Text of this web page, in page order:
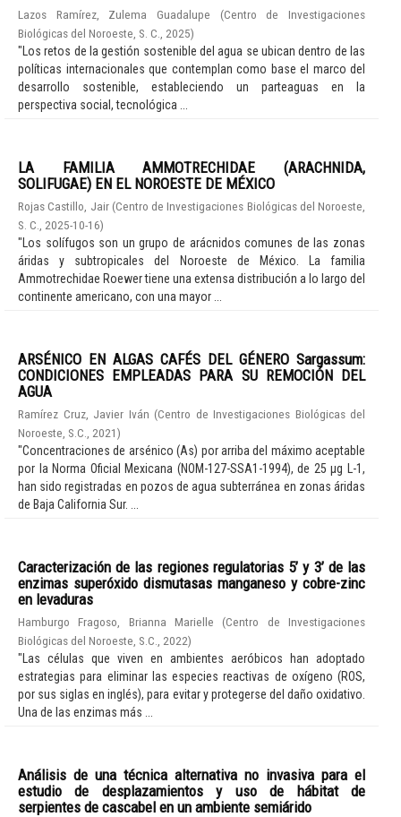
Lazos Ramírez, Zulema Guadalupe (Centro de Investigaciones
Biológicas del Noroeste, S. C.
2025)
"Los retos de la gestión sostenible del agua se ubican dentro de las
políticas internacionales que contemplan como base el marco del
desarrollo sostenible, estableciendo un parteaguas en la
perspectiva social, tecnológica ...
LA FAMILIA AMMOTRECHIDAE (ARACHNIDA,
SOLIFUGAE) EN EL NOROESTE DE MÉXICO
Rojas Castillo, Jair (Centro de Investigaciones Biológicas del Noroeste,
S. C.
2025-10-16)
"Los solífugos son un grupo de arácnidos comunes de las zonas
áridas y subtropicales del Noroeste de México. La familia
Ammotrechidae Roewer tiene una extensa distribución a lo largo del
continente americano, con una mayor ...
ARSÉNICO EN ALGAS CAFÉS DEL GÉNERO Sargassum:
CONDICIONES EMPLEADAS PARA SU REMOCIÓN DEL
AGUA
Ramírez Cruz, Javier Iván (Centro de Investigaciones Biológicas del
Noroeste, S.C.
2021)
"Concentraciones de arsénico (As) por arriba del máximo aceptable
por la Norma Oficial Mexicana (NOM-127-SSA1-1994), de 25 µg L-1,
han sido registradas en pozos de agua subterránea en zonas áridas
de Baja California Sur. ...
Caracterización de las regiones regulatorias 5’ y 3’ de las
enzimas superóxido dismutasas manganeso y cobre-zinc
en levaduras
Hamburgo Fragoso, Brianna Marielle (Centro de Investigaciones
Biológicas del Noroeste, S.C.
2022)
"Las células que viven en ambientes aeróbicos han adoptado
estrategias para eliminar las especies reactivas de oxígeno (ROS,
por sus siglas en inglés), para evitar y protegerse del daño oxidativo.
Una de las enzimas más ...
Análisis de una técnica alternativa no invasiva para el
estudio de desplazamientos y uso de hábitat de
serpientes de cascabel en un ambiente semiárido